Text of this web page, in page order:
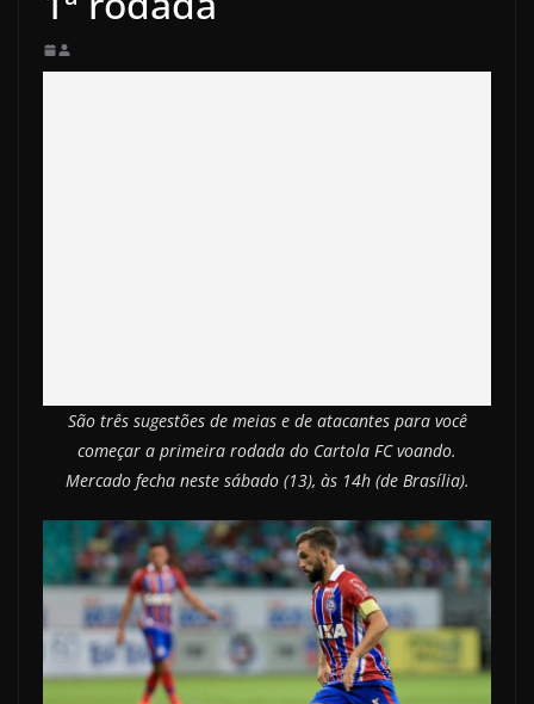
São três sugestões de meias e de atacantes para você
começar a primeira rodada do Cartola FC voando.
Mercado fecha neste sábado (13), às 14h (de Brasília).